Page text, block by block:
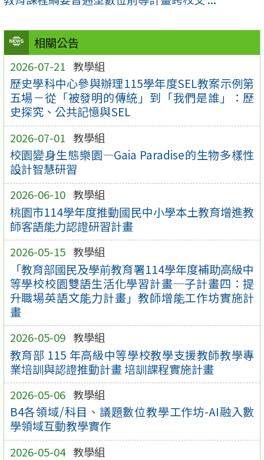
相關公告
2026-07-21 教學組
歷史學科中心參與辦理115學年度SEL教案示例第
五場－從「被發明的傳統」到「我們是誰」：歷
史探究、公共記憶與SEL
2026-07-01 教學組
校園變身生態樂園—Gaia Paradise的生物多樣性
設計智慧研習
2026-06-10 教學組
桃園市114學年度推動國民中小學本土教育增進教
師客語能力認證研習計畫
2026-05-15 教學組
「教育部國民及學前教育署114學年度補助高級中
等學校校園雙語生活化學習計畫─子計畫四：提
升職場英語文能力計畫」教師增能工作坊實施計
畫
2026-05-09 教學組
教育部 115 年高級中等學校教學支援教師教學專
業培訓與認證推動計畫 培訓課程實施計畫
2026-05-06 教學組
B4各領域/科目、議題數位教學工作坊-AI融入數
學領域互動教學實作
2026-05-04 教學組